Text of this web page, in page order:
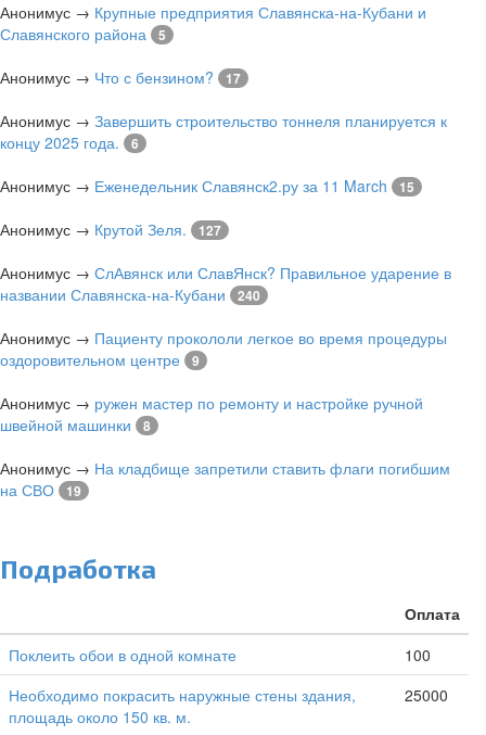
Анонимус → Крупные предприятия Славянска-на-Кубани и
Славянского района
5
Анонимус → Что с бензином? 17
Анонимус → Завершить строительство тоннеля планируется к
концу 2025 года.
6
Анонимус → Еженедельник Славянск2.ру за 11 March 15
Анонимус → Крутой Зеля. 127
Анонимус → СлАвянск или СлавЯнск? Правильное ударение в
названии Славянска-на-Кубани
240
Анонимус → Пациенту прокололи легкое во время процедуры
оздоровительном центре
9
Анонимус → ружен мастер по ремонту и настройке ручной
швейной машинки
8
Анонимус → На кладбище запретили ставить флаги погибшим
на СВО
19
Подработка
Оплата
Поклеить обои в одной комнате
100
Необходимо покрасить наружные стены здания,
площадь около 150 кв. м.
25000